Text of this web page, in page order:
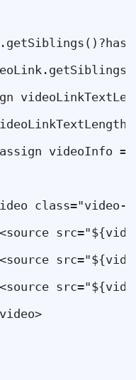
videoInfo